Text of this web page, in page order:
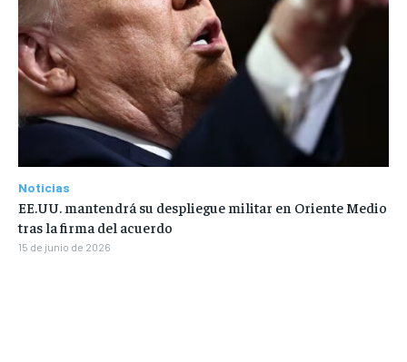
Noticias
EE.UU. mantendrá su despliegue militar en Oriente Medio
tras la firma del acuerdo
15 de junio de 2026